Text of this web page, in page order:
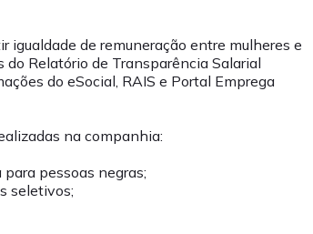
igualdade de remuneração entre mulheres e
Relatório de Transparência Salarial
do eSocial, RAIS e Portal Emprega
na companhia:
pessoas negras;
seletivos;